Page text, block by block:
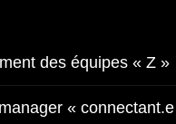
des équipes « Z »
«